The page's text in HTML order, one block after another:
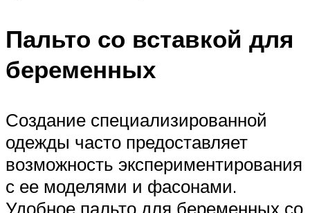
Пальто со вставкой для
беременных
Создание специализированной
одежды часто предоставляет
возможность экспериментирования
с ее моделями и фасонами.
Удобное пальто для беременных со